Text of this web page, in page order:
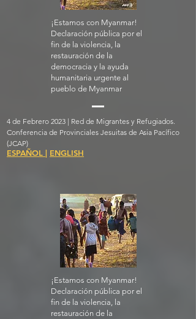
¡Estamos con Myanmar!
Declaración pública por el
fin de la violencia, la
restauración de la
democracia y la ayuda
humanitaria urgente al
pueblo de Myanmar
4 de Febrero 2023 | Red de Migrantes y Refugiados.
Conferencia de Provinciales Jesuitas de Asia Pacífico
(JCAP)
ESPAÑOL | ENGLISH
¡Estamos con Myanmar!
Declaración pública por el
fin de la violencia, la
restauración de la